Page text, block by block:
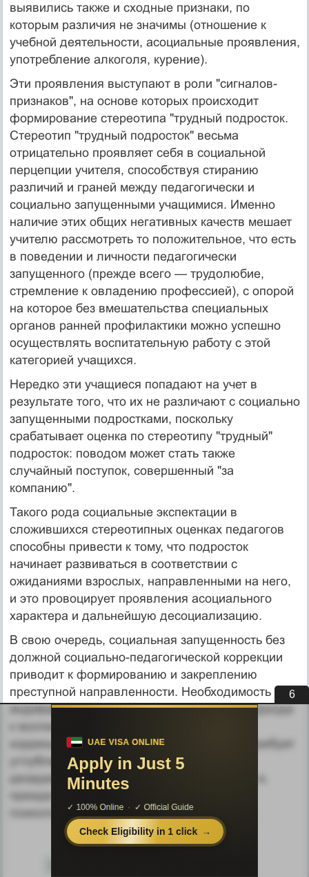
выявились также и сходные признаки, по
которым различия не значимы (отношение к
учебной деятельности, асоциальные проявления,
употребление алкоголя, курение).
Эти проявления выступают в роли "сигналов-
признаков", на основе которых происходит
формирование стереотипа "трудный подросток.
Стереотип "трудный подросток" весьма
отрицательно проявляет себя в социальной
перцепции учителя, способствуя стиранию
различий и граней между педагогически и
социально запущенными учащимися. Именно
наличие этих общих негативных качеств мешает
учителю рассмотреть то положительное, что есть
в поведении и личности педагогически
запущенного (прежде всего — трудолюбие,
стремление к овладению профессией), с опорой
на которое без вмешательства специальных
органов ранней профилактики можно успешно
осуществлять воспитательную работу с этой
категорией учащихся.
Нередко эти учащиеся попадают на учет в
результате того, что их не различают с социально
запущенными подростками, поскольку
срабатывает оценка по стереотипу "трудный"
подросток: поводом может стать также
случайный поступок, совершенный "за
компанию".
Такого рода социальные экспектации в
сложившихся стереотипных оценках педагогов
способны привести к тому, что подросток
начинает развиваться в соответствии с
ожиданиями взрослых, направленными на него,
и это провоцирует проявления асоциального
характера и дальнейшую десоциализацию.
В свою очередь, социальная запущенность без
должной социально-педагогической коррекции
приводит к формированию и закреплению
преступной направленности. Необходимость
индивидуально-дифференцированного подхода
коррекционно-реабилитационной работе требует
углубленного изучения личности
дезадаптированных несовершеннолетних и,
прежде всего, знания их социально-
психологических характеристик.
5